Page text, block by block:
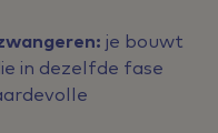
je bouwt
in dezelfde fase